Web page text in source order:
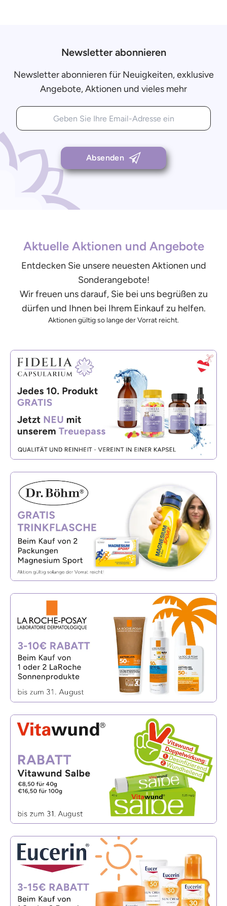
Newsletter abonnieren
Newsletter abonnieren für Neuigkeiten, exklusive
Angebote, Aktionen und vieles mehr
Absenden
Aktuelle Aktionen und Angebote
Entdecken Sie unsere neuesten Aktionen und
Sonderangebote!
Wir freuen uns darauf, Sie bei uns begrüßen zu
dürfen und Ihnen bei Ihrem Einkauf zu helfen.
Aktionen gültig so lange der Vorrat reicht.